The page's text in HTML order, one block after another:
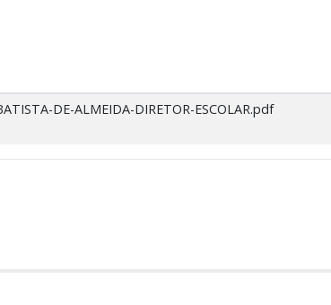
DE-ALMEIDA-DIRETOR-ESCOLAR.pdf